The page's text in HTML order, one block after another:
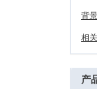
背
相
产